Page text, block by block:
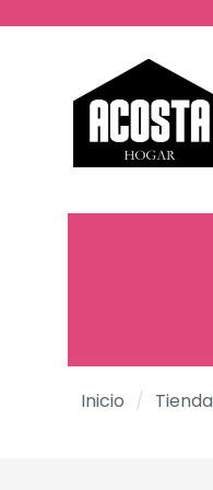
Inicio / Tienda